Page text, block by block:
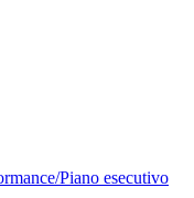
Piano esecutivo